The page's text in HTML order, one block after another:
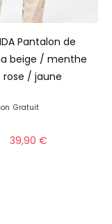
Pantalon de
beige / menthe
rose / jaune
Gratuit
39,90€